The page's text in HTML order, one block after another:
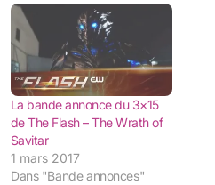
La bande annonce du 3×15
de The Flash – The Wrath of
Savitar
1 mars 2017
Dans "Bande annonces"